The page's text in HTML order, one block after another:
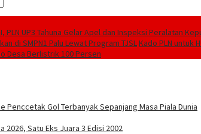
PLN UP3 Tahuna Gelar Apel dan Inspeksi Peralatan
di SMPN1 Palu Lewat Program TJSLKado PLN untuk
Desa Berlistrik 100 Persen
Penccetak Gol Terbanyak Sepanjang Masa Piala Dunia
2026, Satu Eks Juara 3 Edisi 2002